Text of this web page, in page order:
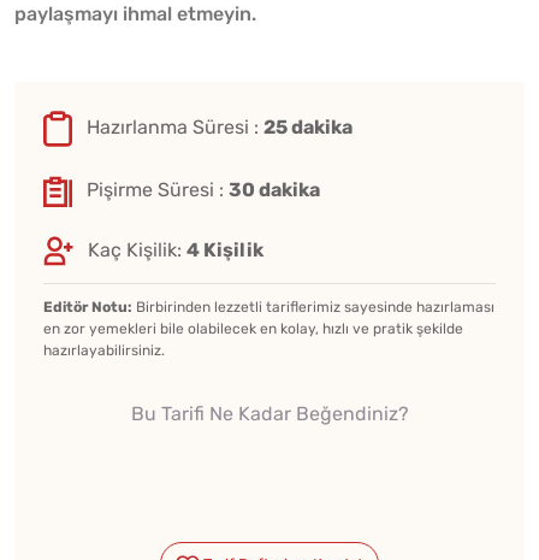
paylaşmayı ihmal etmeyin.
Hazırlanma Süresi : 25 dakika
Pişirme Süresi : 30 dakika
Kaç Kişilik: 4 Kişilik
Editör Notu: Birbirinden lezzetli tariflerimiz sayesinde hazırlaması
en zor yemekleri bile olabilecek en kolay, hızlı ve pratik şekilde
hazırlayabilirsiniz.
Bu Tarifi Ne Kadar Beğendiniz?